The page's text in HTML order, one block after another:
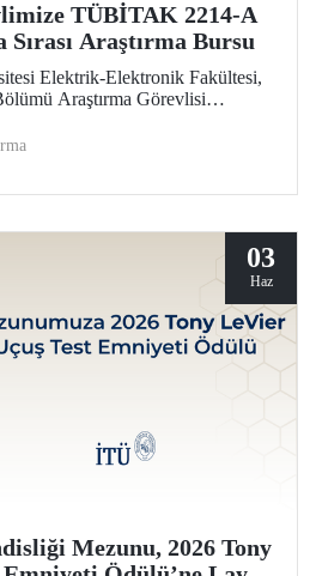
TÜBİTAK 2214-A
Sırası Araştırma Bursu
Elektrik-Elektronik Fakültesi,
Araştırma Görevlisi
desteklenmeye hak
03
Haz
Mezunu, 2026 Tony